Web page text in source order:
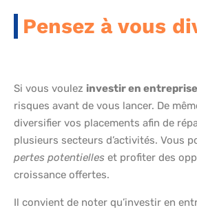
Pensez à vous
Si vous voulez investir en entreprise
risques avant de vous lancer. De
diversifier vos placements afin de
plusieurs secteurs d’activités. Vous
pertes potentielles et profiter des
croissance offertes.
Il convient de noter qu’investir en